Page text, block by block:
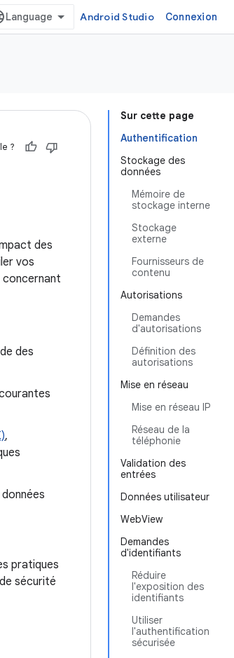
Android Studio Connexion
Sur cette page
Authentification
Stockage des
données
Mémoire de
stockage interne
Stockage
externe
Fournisseurs de
contenu
Autorisations
Demandes
d'autorisations
Définition des
autorisations
Mise en réseau
Mise en réseau IP
Réseau de la
téléphonie
Validation des
entrées
Données utilisateur
WebView
Demandes
d'identifiants
Réduire
l'exposition des
identifiants
Utiliser
l'authentification
sécurisée
?
des
vos
des
,
pratiques
sécurité